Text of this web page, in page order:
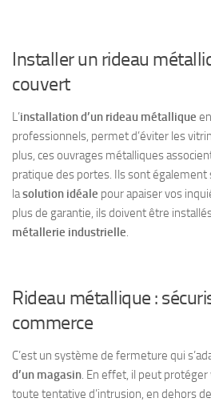
Installer un rideau
couvert
L’installation d’un rideau métallique
professionnels, permet d’éviter les
plus, ces ouvrages métalliques
pratique des portes. Ils sont
lasolution idéale pour apaiser vos
plus de garantie, ils doivent être
métallerie industrielle.
Rideau métallique :
commerce
C’est un système de fermeture qui
d’un magasin. En effet, il peut
toute tentative d’intrusion, en dehors